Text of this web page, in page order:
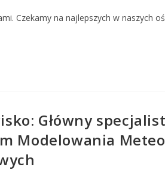
Czekamy na najlepszych w naszych
Główny
Modelowania